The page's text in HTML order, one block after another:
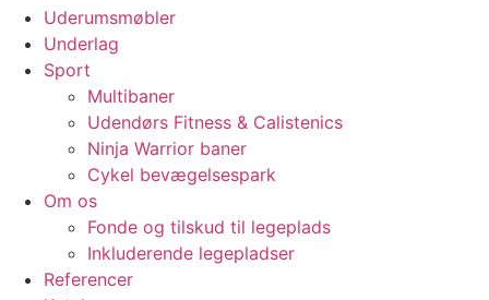
Uderumsmøbler
Underlag
Sport
Multibaner
Udendørs Fitness & Calistenics
Ninja Warrior baner
Cykel bevægelsespark
Om os
Fonde og tilskud til legeplads
Inkluderende legepladser
Referencer